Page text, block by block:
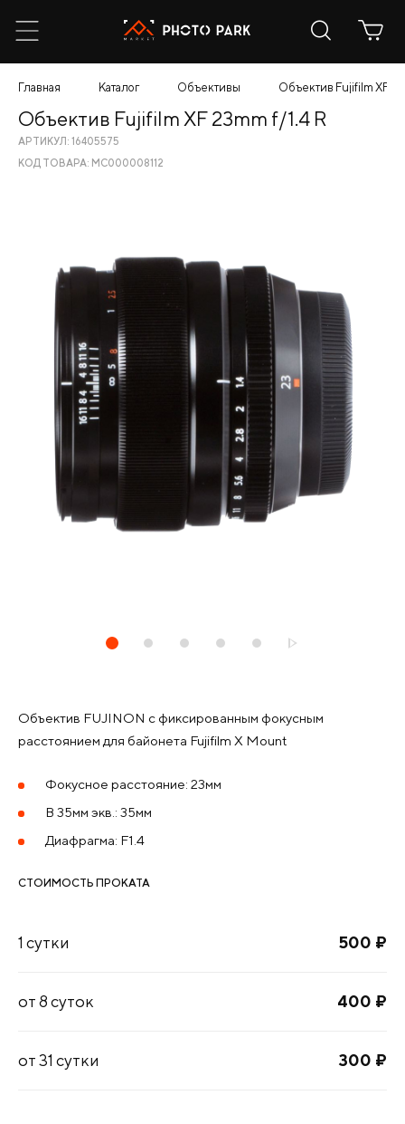
Главная Каталог Объективы Объектив Fujifilm XF
Объектив FUJINON с фиксированным фокусным
расстоянием для байонета Fujifilm X Mount
Фокусное расстояние: 23мм
В 35мм экв.: 35мм
Диафрагма: F1.4
СТОИМОСТЬ ПРОКАТА
1 сутки 500 ¤
от 8 суток 400 ¤
от 31 сутки 300 ¤
Объектив Fujifilm XF 23mm f/1.4 R
АРТИКУЛ: 16405575
КОД ТОВАРА: МС000008112